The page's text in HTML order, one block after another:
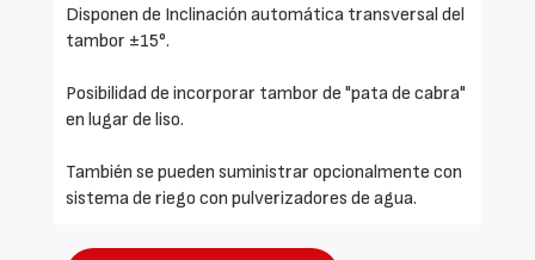
Disponen de Inclinación automática transversal del
tambor ±15°.
Posibilidad de incorporar tambor de "pata de cabra"
en lugar de liso.
También se pueden suministrar opcionalmente con
sistema de riego con pulverizadores de agua.